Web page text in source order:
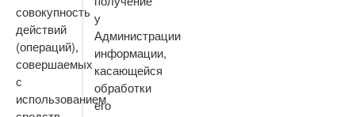
совокупность
действий
(операций),
совершаемых
с
использованием
у
Администрации
информации,
касающейся
обработки
его